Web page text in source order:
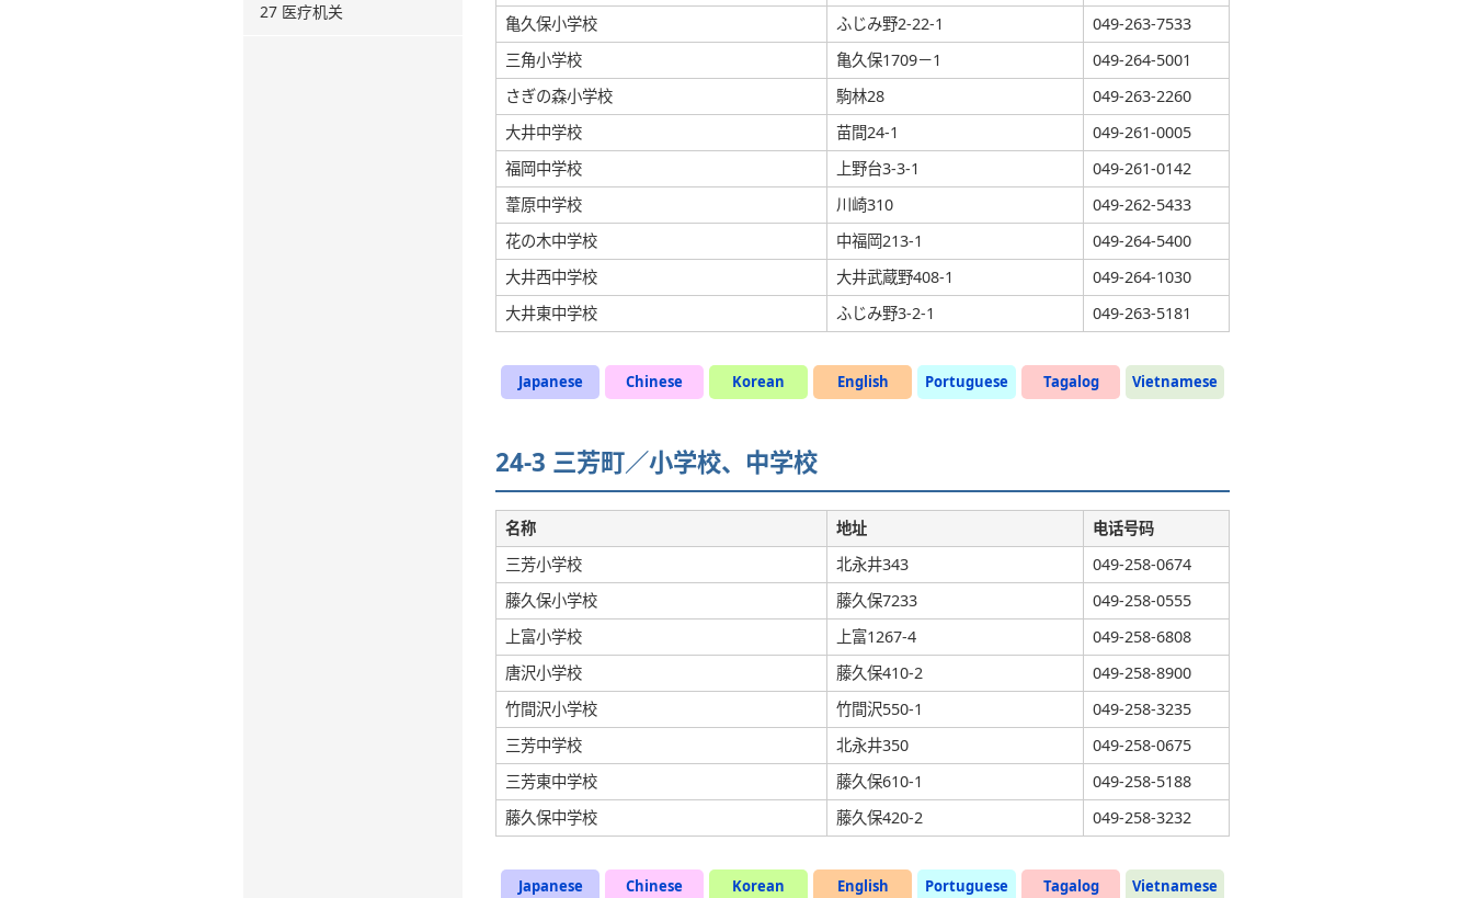
27 医疗机关
亀久保小学校
ふじみ野2-22-1
049-263-7533
三角小学校
亀久保1709－1
049-264-5001
さぎの森小学校
駒林28
049-263-2260
大井中学校
苗間24-1
049-261-0005
福岡中学校
上野台3-3-1
049-261-0142
葦原中学校
川崎310
049-262-5433
花の木中学校
中福岡213-1
049-264-5400
大井西中学校
大井武蔵野408-1
049-264-1030
大井東中学校
ふじみ野3-2-1 049-263-5181
Japanese Chinese Korean English Portuguese Tagalog Vietnamese
24-3 三芳町／小学校、中学校
名称 地址
电话号码
三芳小学校
北永井343
049-258-0674
藤久保小学校
藤久保7233
049-258-0555
上富小学校
上富1267-4
049-258-6808
唐沢小学校
藤久保410-2
049-258-8900
竹間沢小学校
竹間沢550-1
049-258-3235
三芳中学校
北永井350
049-258-0675
三芳東中学校
藤久保610-1
049-258-5188
藤久保中学校
藤久保420-2 049-258-3232
Japanese Chinese Korean English Portuguese Tagalog Vietnamese